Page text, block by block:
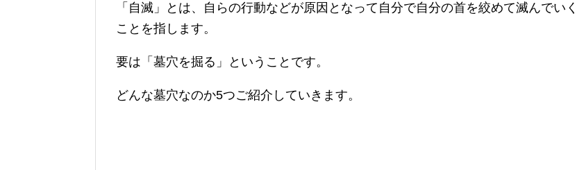
「自滅」とは、自らの行動などが原因となって自分で自分の首を絞めて滅んでいく
ことを指します。
要は「墓穴を掘る」ということです。
どんな墓穴なのか5つご紹介していきます。